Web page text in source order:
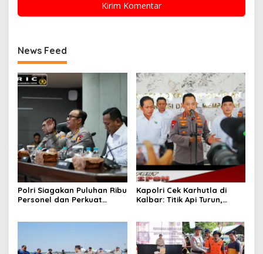
News Feed
Polri Siagakan Puluhan Ribu
Personel dan Perkuat
Kapolri Cek Karhutla di
Kalbar: Titik Api Turun,